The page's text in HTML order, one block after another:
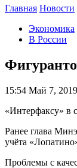
Главная Новости
Экономика
В России
15:54 Май 7, 2019
«Интерфаксу» в
Ранее глава
учёта
Проблемы с